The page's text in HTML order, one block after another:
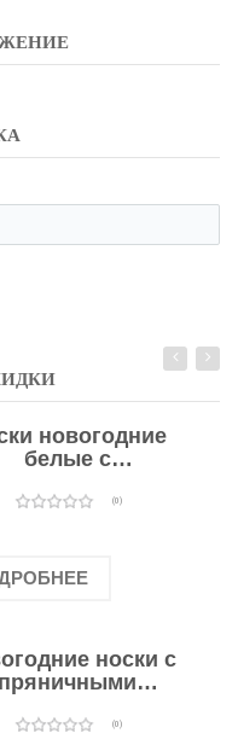
новогодние
белые с
оленями(0)
носки с
пряничными
(0)